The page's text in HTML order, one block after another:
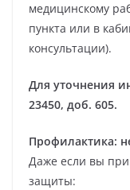
медицинскому
пункта или в
консультации).
Для уточнения
23450, доб. 605.
Профилактика:
Даже если вы
защиты: